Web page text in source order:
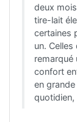
deux
tire-lait
certaines
un.
remarqué
confort
en